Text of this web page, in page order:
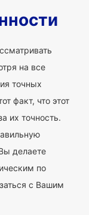
на все
точных
факт, что этот
их точность.
делаете
по
с Вашим